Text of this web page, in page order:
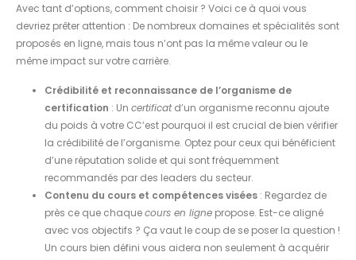
Avec tant d’options, comment choisir ? Voici ce à quoi vous
devriez prêter attention : De nombreux domaines et spécialités sont
proposés en ligne, mais tous n’ont pas la même valeur ou le
même impact sur votre carrière.
Crédibilité et reconnaissance de l’organisme de
certification : Un certificatd’un organisme reconnu ajoute
du poids à votre CC’est pourquoi il est crucial de bien vérifier
la crédibilité de l’organisme. Optez pour ceux qui bénéficient
d’une réputation solide et qui sont fréquemment
recommandés par des leaders du secteur.
Contenu du cours et compétences visées : Regardez de
près ce que chaquecours en ligne propose. Est-ce aligné
avec vos objectifs ? Ça vaut le coup de se poser la question !
Un cours bien défini vous aidera non seulement à acquérir